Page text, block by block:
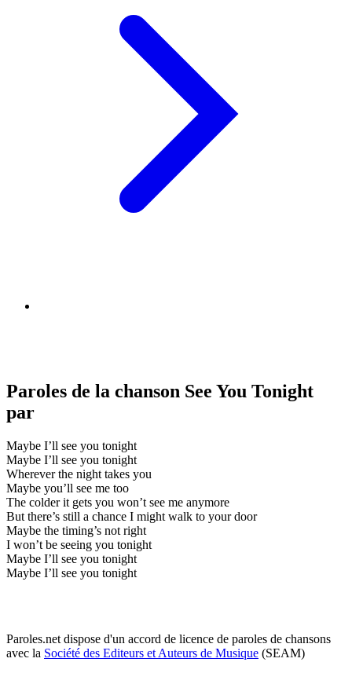
Paroles de la chanson See You Tonight
par
Maybe I’ll see you tonight
Maybe I’ll see you tonight
Wherever the night takes you
Maybe you’ll see me too
The colder it gets you won’t see me anymore
But there’s still a chance I might walk to your door
Maybe the timing’s not right
I won’t be seeing you tonight
Maybe I’ll see you tonight
Maybe I’ll see you tonight
Paroles.net dispose d'un accord de licence de paroles de chansons
avec la Société des Editeurs et Auteurs de Musique (SEAM)